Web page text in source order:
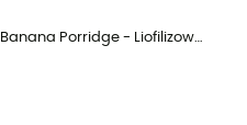
Toasted Banana Porridge - Liofilizowane danie